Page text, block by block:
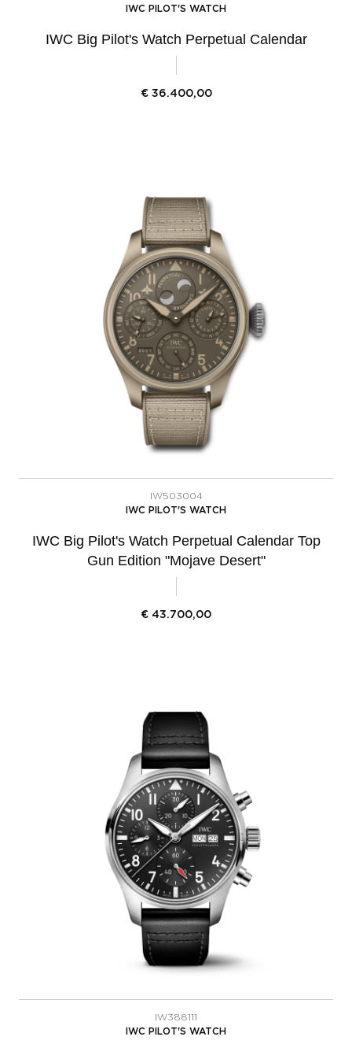
IWC PILOT'S WATCH
IWC Big Pilot's Watch Perpetual Calendar
€ 36.400,00
IW503004
IWC PILOT'S WATCH
IWC Big Pilot's Watch Perpetual Calendar Top
Gun Edition "Mojave Desert"
€ 43.700,00
IW388111
IWC PILOT'S WATCH